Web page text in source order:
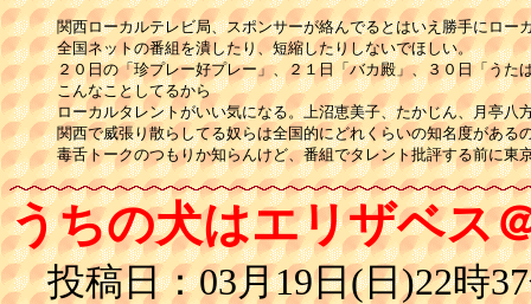
関西ローカルテレビ局、スポンサーが絡んでるとはいえ勝手にロー
全国ネットの番組を潰したり、短縮したりしないでほしい。
２０日の「珍プレー好プレー」、２１日「バカ殿」、３０日「うた
こんなことしてるから
ローカルタレントがいい気になる。上沼恵美子、たかじん、月亭八
関西で威張り散らしてる奴らは全国的にどれくらいの知名度がある
毒舌トークのつもりか知らんけど、番組でタレント批評する前に東
うちの犬はエリザベス
投稿日：03月19日(日)22時